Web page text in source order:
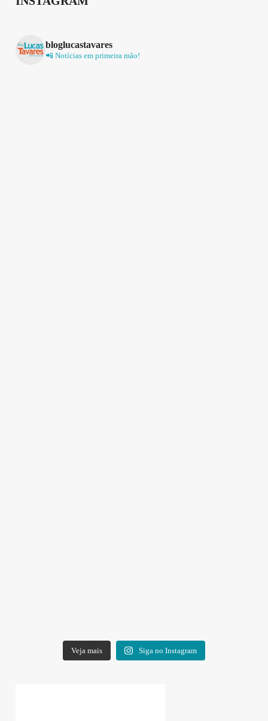
bloglucastavares
📲 Notícias em primeira mão!
Veja mais Siga no Instagram